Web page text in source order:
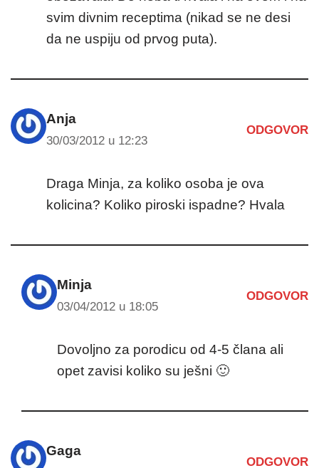
svim divnim receptima (nikad se ne desi
da ne uspiju od prvog puta).
Anja
30/03/2012 u 12:23
ODGOVOR
Draga Minja, za koliko osoba je ova
kolicina? Koliko piroski ispadne? Hvala
Minja
03/04/2012 u 18:05
ODGOVOR
Dovoljno za porodicu od 4-5 člana ali
opet zavisi koliko su ješni 🙂
Gaga
ODGOVOR